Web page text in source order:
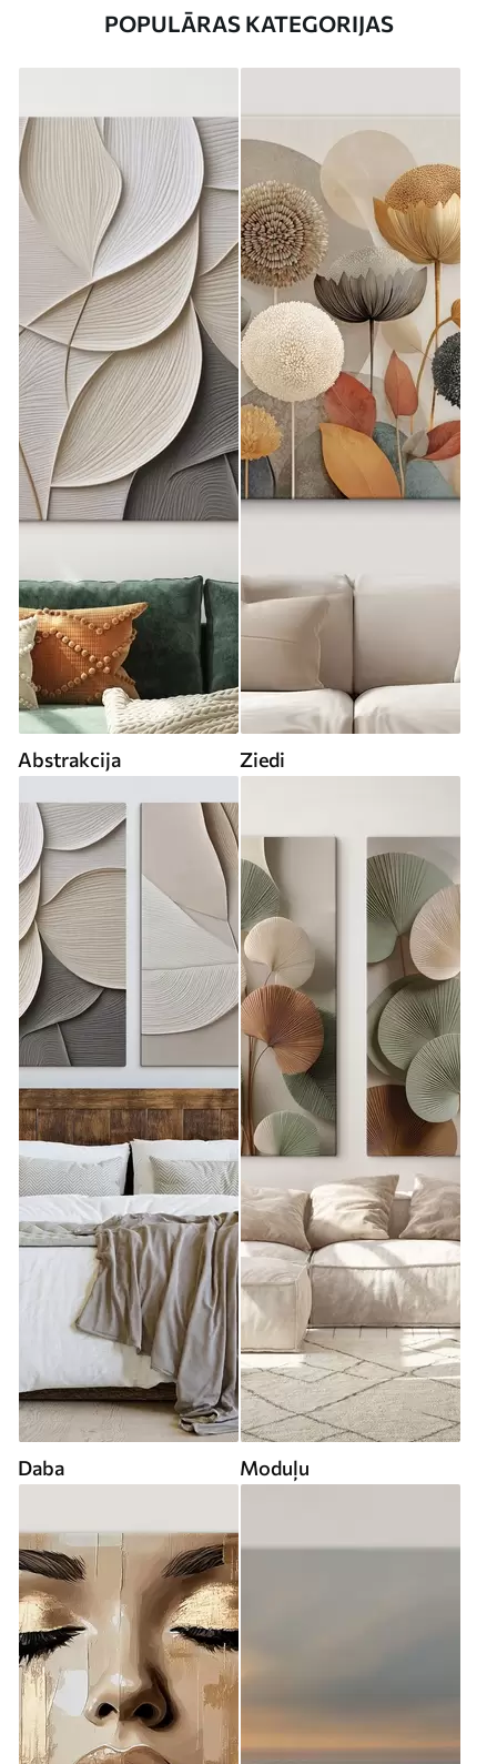
POPULĀRAS KATEGORIJAS
Abstrakcija Ziedi
Daba Moduļu